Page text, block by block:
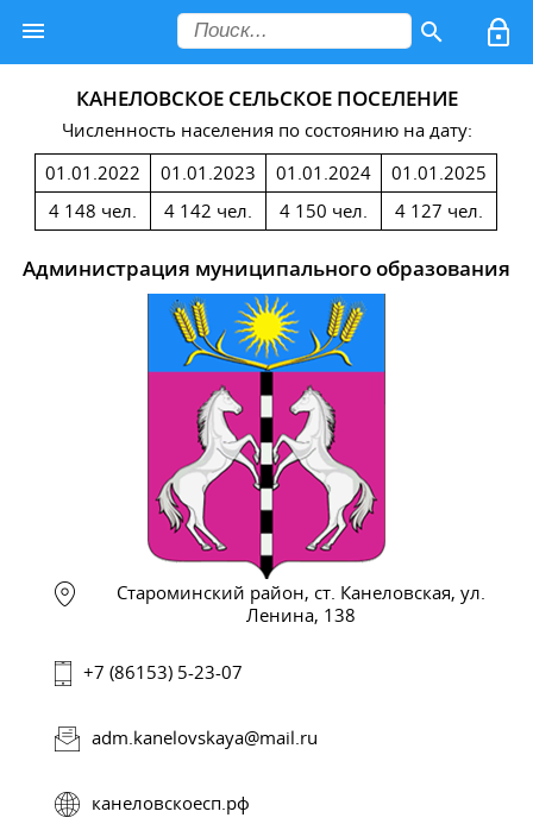
КАНЕЛОВСКОЕ СЕЛЬСКОЕ ПОСЕЛЕНИЕ
Численность населения по состоянию на дату:
01.01.2022
4 148 чел.
01.01.2023
4 142 чел.
01.01.2024
4 150 чел.
01.01.2025
4 127 чел.
Администрация муниципального образования
Староминский район, ст. Канеловская, ул.
Ленина, 138
+7 (86153) 5-23-07
adm.kanelovskaya@mail.ru
канеловскоесп.рф